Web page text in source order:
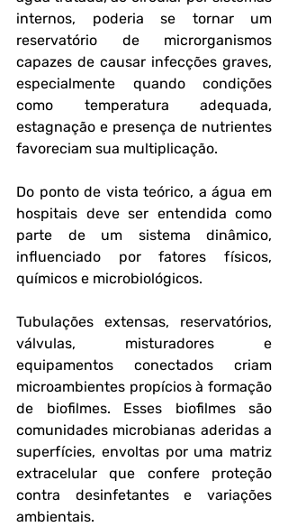
internos, poderia se tornar um
reservatório de microrganismos
capazes de causar infecções graves,
especialmente quando condições
como temperatura adequada,
estagnação e presença de nutrientes
favoreciam sua multiplicação.
Do ponto de vista teórico, a água em
hospitais deve ser entendida como
parte de um sistema dinâmico,
influenciado por fatores físicos,
químicos e microbiológicos.
Tubulações extensas, reservatórios,
válvulas, misturadores e
equipamentos conectados criam
microambientes propícios à formação
de biofilmes. Esses biofilmes são
comunidades microbianas aderidas a
superfícies, envoltas por uma matriz
extracelular que confere proteção
contra desinfetantes e variações
ambientais.